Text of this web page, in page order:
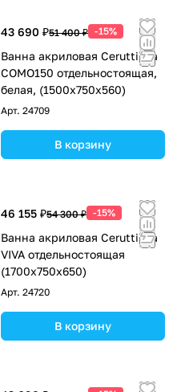
43 690 ₽51 400 ₽ -15%
Ванна акриловая Ceruttispa
COMO150 отдельностоящая,
белая, (1500x750x560)
Арт. 24709
В корзину
46 155 ₽54 300 ₽ -15%
Ванна акриловая Ceruttispa
VIVA отдельностоящая
(1700x750x650)
Арт. 24720
В корзину